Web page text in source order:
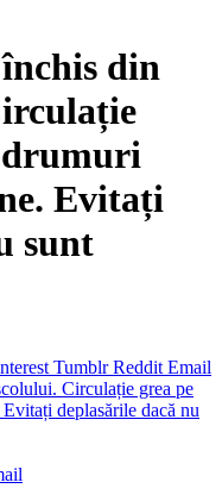
din
drumuri
Evitați
sunt
Tumblr Reddit Email